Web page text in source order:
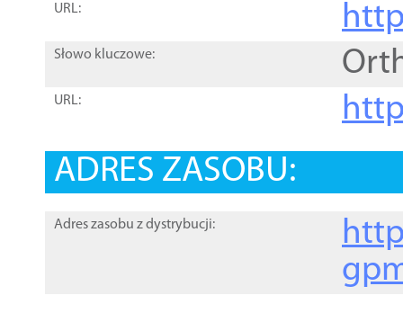
URL:
Słowo kluczowe:
URL:
ADRES ZASOBU:
Adres zasobu z dystrybucji: